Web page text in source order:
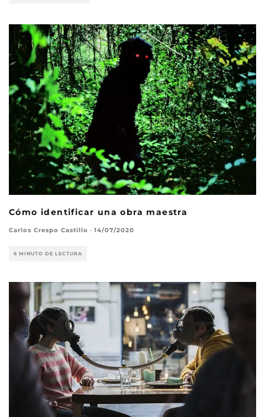
Cómo identificar una obra maestra
Carlos Crespo Castillo · 14/07/2020
6 MINUTO DE LECTURA